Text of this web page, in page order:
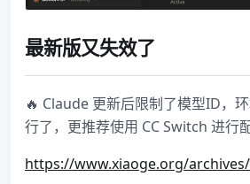
最新版又失效了
🔥 Claude 更新后限制了模型ID，
行了，更推荐使用 CC Switch 进行配
https://www.xiaoge.org/